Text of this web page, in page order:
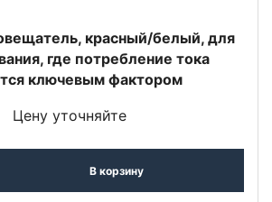
красный/белый, для
где потребление тока
ключевым фактором
Цену уточняйте
В корзину